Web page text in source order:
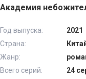
Академия
Год выпуска:
2021
Страна:
Жанр:
Всего серий:
24